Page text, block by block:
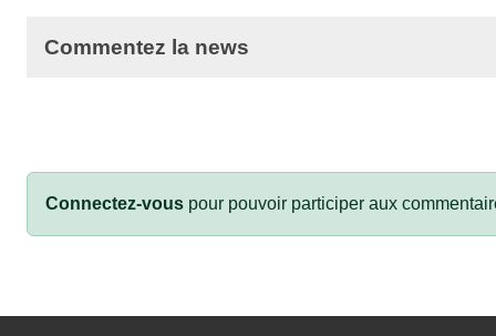
Commentez la news
Connectez-vous pour pouvoir participer aux